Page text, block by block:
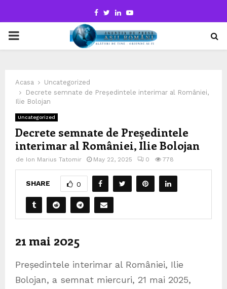
Facebook
TwitterLinkedinYoutube
PRIMARY
Acasa
Uncategorized
Decrete semnate de Președintele interimar al României,
Ilie Bolojan
Uncategorized
Decrete semnate de Președintele
interimar al României, Ilie Bolojan
de Ion Marius Tatomir May 22, 2025 0 778
SHARE 0
21 mai 2025
Președintele interimar al României, Ilie
Bolojan, a semnat miercuri, 21 mai 2025,